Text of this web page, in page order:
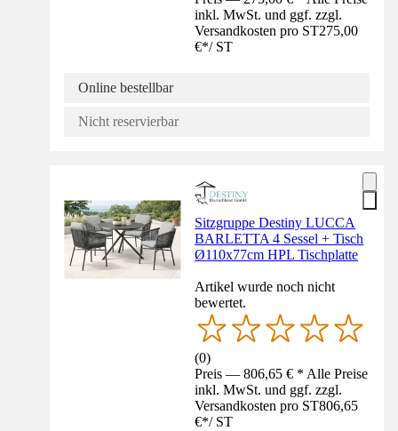
inkl. MwSt. und ggf. zzgl.
Versandkosten pro ST275,00
€*/ ST
Online bestellbar
Nicht reservierbar
Sitzgruppe Destiny LUCCA
BARLETTA 4 Sessel + Tisch
Ø110x77cm HPL Tischplatte
Artikel wurde noch nicht
bewertet.
(0)
Preis — 806,65 € * Alle Preise
inkl. MwSt. und ggf. zzgl.
Versandkosten pro ST806,65
€*/ ST